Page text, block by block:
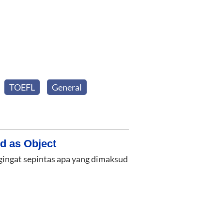
TOEFL General
as Object
sepintas apa yang dimaksud